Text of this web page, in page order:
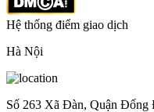
Hệ thống điểm giao dịch
Hà Nội
Số 263 Xã Đàn, Quận Đống